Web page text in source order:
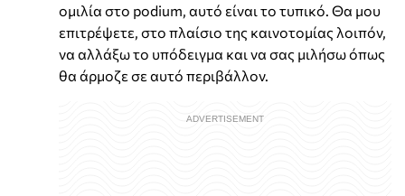
ομιλία στο podium, αυτό είναι το τυπικό. Θα μου
επιτρέψετε, στο πλαίσιο της καινοτομίας λοιπόν,
να αλλάξω το υπόδειγμα και να σας μιλήσω όπως
θα άρμοζε σε αυτό περιβάλλον.